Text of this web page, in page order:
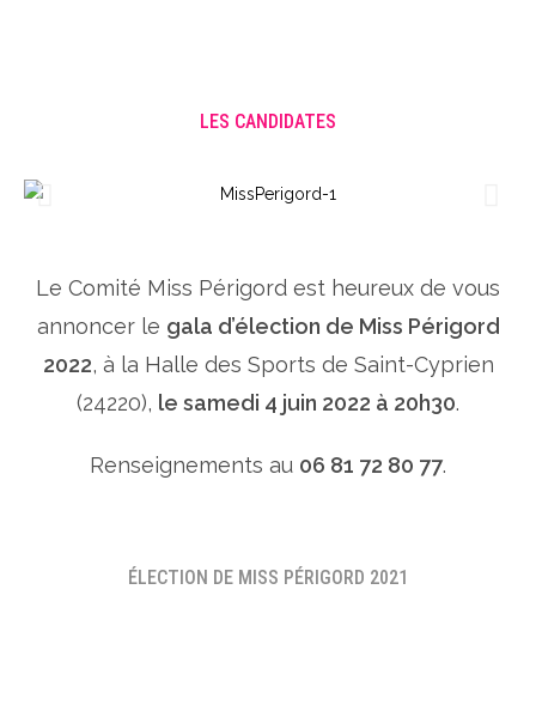
LES CANDIDATES
Le Comité Miss Périgord est heureux de vous
annoncer le gala d’élection de Miss Périgord
2022, à la Halle des Sports de Saint-Cyprien
(24220), le samedi 4 juin 2022 à 20h30.
Renseignements au 06 81 72 80 77.
ÉLECTION DE MISS PÉRIGORD 2021